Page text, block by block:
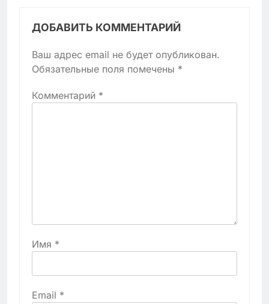
ДОБАВИТЬ КОММЕНТАРИЙ
Ваш адрес email не будет опубликован.
Обязательные поля помечены *
Комментарий *
Имя *
Email *